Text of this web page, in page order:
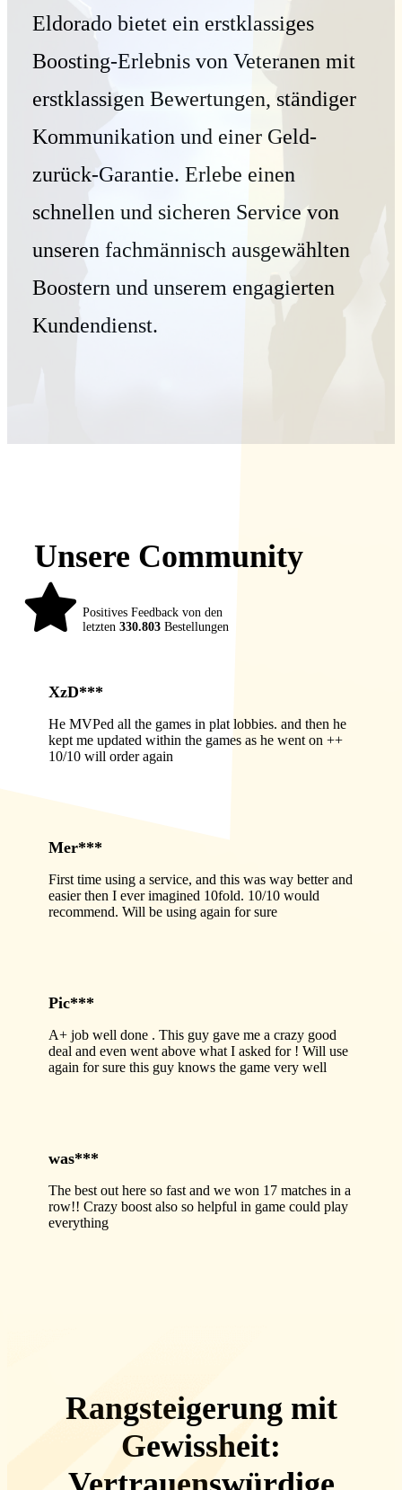
Eldorado bietet ein erstklassiges
Boosting-Erlebnis von Veteranen mit
erstklassigen Bewertungen, ständiger
Kommunikation und einer Geld-
zurück-Garantie. Erlebe einen
schnellen und sicheren Service von
unseren fachmännisch ausgewählten
Boostern und unserem engagierten
Kundendienst.
Unsere Community
Positives Feedback von den
letzten 330.803 Bestellungen
XzD***
He MVPed all the games in plat lobbies. and then he
kept me updated within the games as he went on ++
10/10 will order again
Mer***
First time using a service, and this was way better and
easier then I ever imagined 10fold. 10/10 would
recommend. Will be using again for sure
Pic***
A+ job well done . This guy gave me a crazy good
deal and even went above what I asked for ! Will use
again for sure this guy knows the game very well
was***
The best out here so fast and we won 17 matches in a
row!! Crazy boost also so helpful in game could play
everything
Rangsteigerung mit
Gewissheit: